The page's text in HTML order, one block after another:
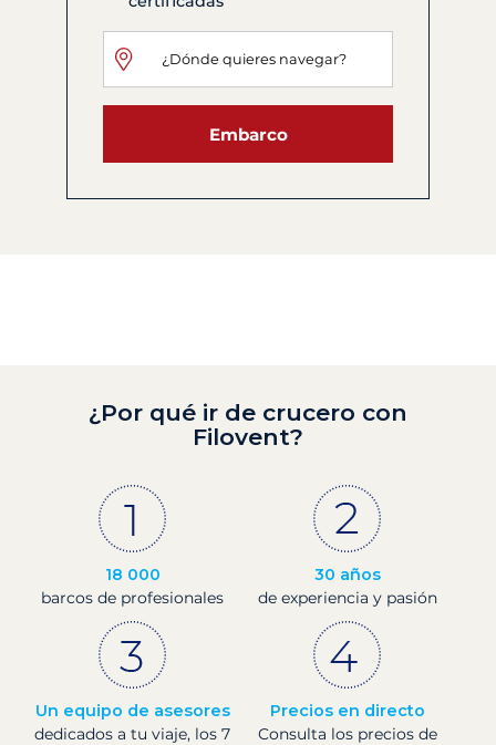
Embarco
¿Por qué ir de crucero con
Filovent?
18 000
barcos de profesionales
30 años
de experiencia y pasión
Un equipo de asesores
dedicados a tu viaje, los 7
Precios en directo
Consulta los precios de